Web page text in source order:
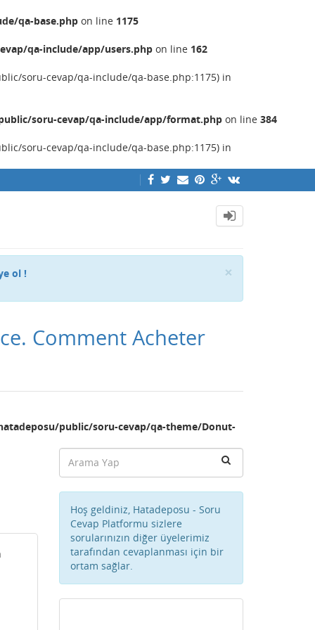
qa-base.php on line 1175
qa-include/app/users.php on line 162
soru-cevap/qa-include/qa-base.php:1175) in
soru-cevap/qa-include/app/format.php on line 384
soru-cevap/qa-include/qa-base.php:1175) in
×
ol !
Comment Acheter
public/soru-cevap/qa-theme/Donut-
Hoş geldiniz, Hatadeposu - Soru
Cevap Platformu sizlere
sorularınızın diğer üyelerimiz
tarafından cevaplanması için bir
ortam sağlar.